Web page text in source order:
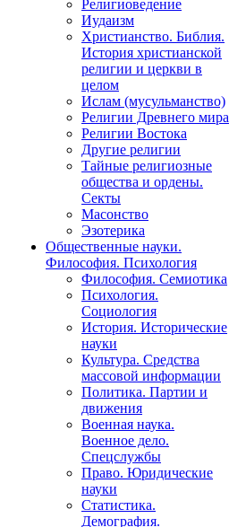
Религиоведение
Иудаизм
Христианство. Библия.
История христианской
религии и церкви в
целом
Ислам (мусульманство)
Религии Древнего мира
Религии Востока
Другие религии
Тайные религиозные
общества и ордены.
Секты
Масонство
Эзотерика
Общественные науки.
Философия. Психология
Философия. Семиотика
Психология.
Социология
История. Исторические
науки
Культура. Средства
массовой информации
Политика. Партии и
движения
Военная наука.
Военное дело.
Спецслужбы
Право. Юридические
науки
Статистика.
Демография.